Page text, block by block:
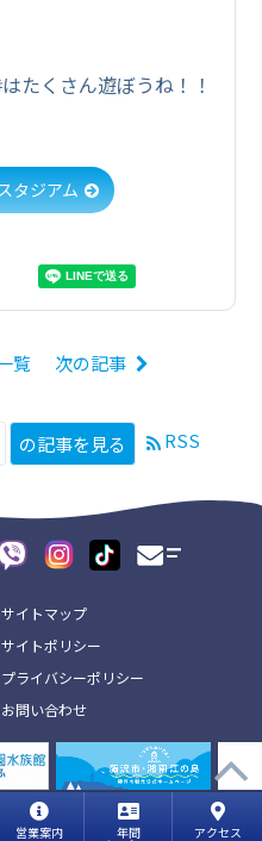
営業案内 年間 アクセス
たくさん遊ぼうね！！
タジアム
覧 次の記事
の記事を見る RSS
サイトマップ
サイトポリシー
プライバシーポリシー
お問い合わせ